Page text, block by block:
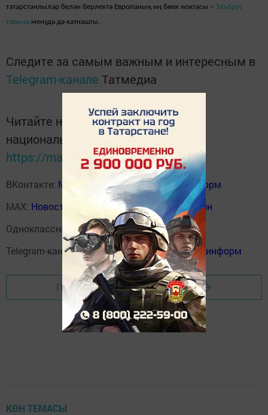
татарстанлылар белән берлектә Европаның иң бөек ноктасы – Эльбрус
тавына менүдә дә катнашты.
Следите за самым важным и интересным в
Telegram-канале Татмедиа
Читайте новости Татарстана в
национальном мессенджере MАХ:
https://max.ru/tatmedia
ВКонтакте: Мензелинск news - Мензеля-информ
MAX: Новости Мензелинска - Мензеля онлайн
Одноклассники:ok.ru/menzelinsk
Telegram-канал:Мензелинск news - Мензеля-информ
Перейти на страницу новости
КӨН ТЕМАСЫ